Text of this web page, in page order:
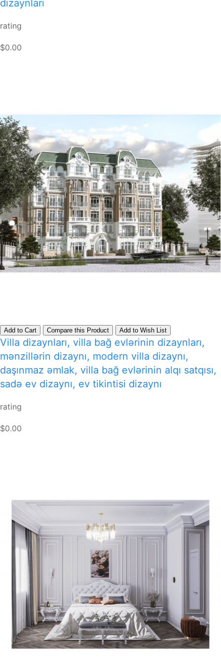
dizaynları
rating
$0.00
Add to Cart Compare this Product Add to Wish List
Villa dizaynları, villa bağ evlərinin dizaynları,
mənzillərin dizaynı, modern villa dizaynı,
daşınmaz əmlak, villa bağ evlərinin alqı satqısı,
sadə ev dizaynı, ev tikintisi dizaynı
rating
$0.00